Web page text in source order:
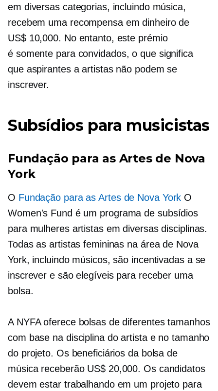
em diversas categorias, incluindo música,
recebem uma recompensa em dinheiro de
US$ 10,000. No entanto, este prémio
é somente para convidados, o que significa
que aspirantes a artistas não podem se
inscrever.
Subsídios para musicistas
Fundação para as Artes de Nova
York
O Fundação para as Artes de Nova York O
Women's Fund é um programa de subsídios
para mulheres artistas em diversas disciplinas.
Todas as artistas femininas na área de Nova
York, incluindo músicos, são incentivadas a se
inscrever e são elegíveis para receber uma
bolsa.
A NYFA oferece bolsas de diferentes tamanhos
com base na disciplina do artista e no tamanho
do projeto. Os beneficiários da bolsa de
música receberão US$ 20,000. Os candidatos
devem estar trabalhando em um projeto para